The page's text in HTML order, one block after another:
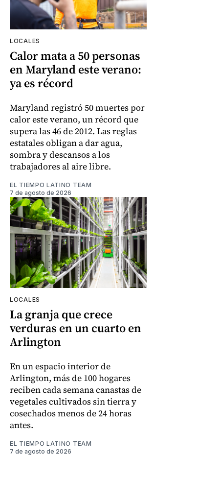
LOCALES
Calor mata a 50 personas
en Maryland este verano:
ya es récord
Maryland registró 50 muertes por
calor este verano, un récord que
supera las 46 de 2012. Las reglas
estatales obligan a dar agua,
sombra y descansos a los
trabajadores al aire libre.
EL TIEMPO LATINO TEAM
7 de agosto de 2026
LOCALES
La granja que crece
verduras en un cuarto en
Arlington
En un espacio interior de
Arlington, más de 100 hogares
reciben cada semana canastas de
vegetales cultivados sin tierra y
cosechados menos de 24 horas
antes.
EL TIEMPO LATINO TEAM
7 de agosto de 2026